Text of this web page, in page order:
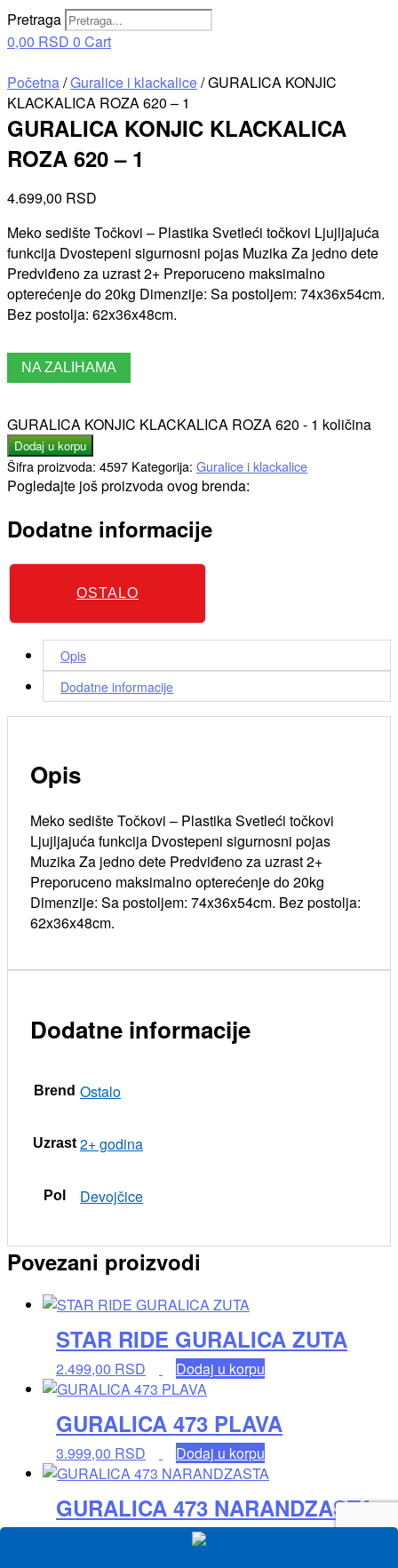
Pretraga
0,00 RSD 0 Cart
Početna/Guralice i klackalice/ GURALICA KONJIC
KLACKALICA ROZA 620 – 1
GURALICA KONJIC KLACKALICA
ROZA 620 – 1
4.699,00 RSD
Meko sedište Točkovi – Plastika Svetleći točkovi Ljujljajuća
funkcija Dvostepeni sigurnosni pojas Muzika Za jedno dete
Predviđeno za uzrast 2+ Preporuceno maksimalno
opterećenje do 20kg Dimenzije: Sa postoljem: 74x36x54cm.
Bez postolja: 62x36x48cm.
NA ZALIHAMA
GURALICA KONJIC KLACKALICA ROZA 620 - 1 količina
Dodaj u korpu
Šifra proizvoda: 4597 Kategorija: Guralice i klackalice
Pogledajte još proizvoda ovog brenda:
Dodatne informacije
OSTALO
Opis
Dodatne informacije
Opis
Meko sedište Točkovi – Plastika Svetleći točkovi
Ljujljajuća funkcija Dvostepeni sigurnosni pojas
Muzika Za jedno dete Predviđeno za uzrast 2+
Preporuceno maksimalno opterećenje do 20kg
Dimenzije: Sa postoljem: 74x36x54cm. Bez postolja:
62x36x48cm.
Dodatne informacije
Brend Ostalo
Uzrast 2+ godina
Pol Devojčice
Povezani proizvodi
STAR RIDE GURALICA ZUTA
2.499,00 RSD Dodaj u korpu
GURALICA 473 PLAVA
3.999,00 RSD Dodaj u korpu
GURALICA 473 NARANDZASTA
Dodaj u korpu